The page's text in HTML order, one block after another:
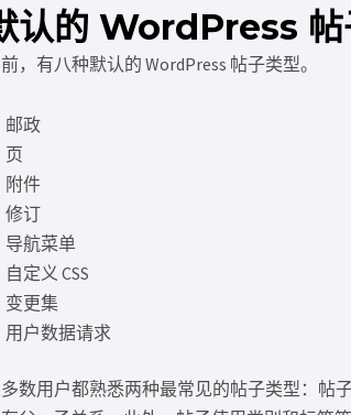
认的 WordPress 帖
，有八种默认的 WordPress 帖子类型。
邮政
页
附件
修订
导航菜单
自定义 CSS
变更集
用户数据请求
数用户都熟悉两种最常见的帖子类型：帖